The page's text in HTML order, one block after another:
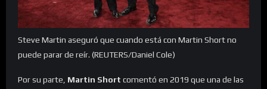
Steve Martin aseguró que cuando está con Martin Short no
puede parar de reír. (REUTERS/Daniel Cole)
Por su parte, Martin Short comentó en 2019 que una de las